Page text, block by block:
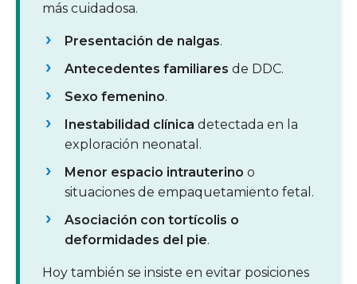
más cuidadosa.
Presentación de nalgas.
Antecedentes familiares de DDC.
Sexo femenino.
Inestabilidad clínica detectada en la
exploración neonatal.
Menor espacio intrauterino o
situaciones de empaquetamiento fetal.
Asociación con tortícolis o
deformidades del pie.
Hoy también se insiste en evitar posiciones